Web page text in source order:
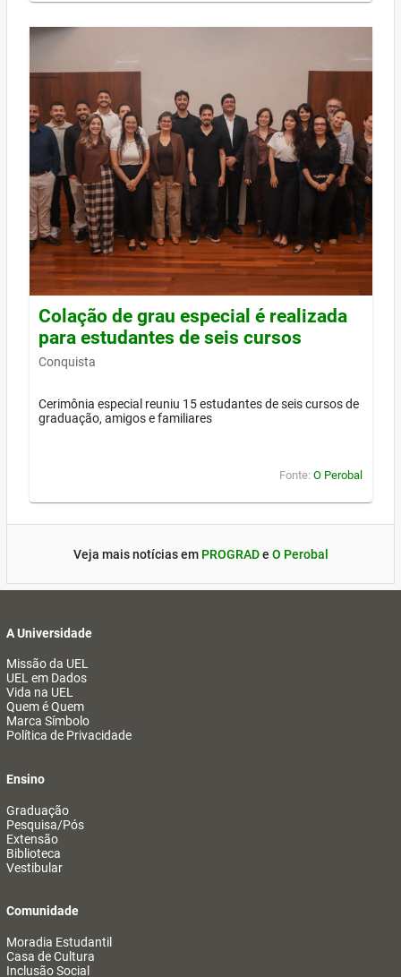
Colação de grau especial é realizada
para estudantes de seis cursos
Conquista
Cerimônia especial reuniu 15 estudantes de seis cursos de
graduação, amigos e familiares
Fonte: O Perobal
Veja mais notícias em PROGRADe O Perobal
A Universidade
Missão da UEL
UEL em Dados
Vida na UEL
Quem é Quem
Marca Símbolo
Política de Privacidade
Ensino
Graduação
Pesquisa/Pós
Extensão
Biblioteca
Vestibular
Comunidade
Moradia Estudantil
Casa de Cultura
Inclusão Social